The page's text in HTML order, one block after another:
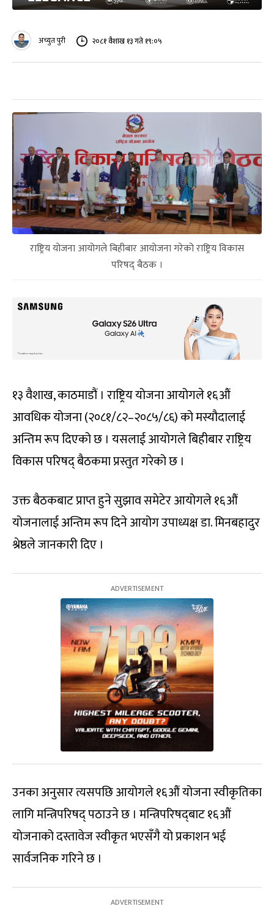
अच्युत पुरी २०८१ वैशाख १३ गते १९:०५
राष्ट्रिय योजना आयोगले बिहीबार आयोजना गरेको राष्ट्रिय विकास
परिषद् बैठक ।
१३ वैशाख, काठमाडौं । राष्ट्रिय योजना आयोगले १६औं
आवधिक योजना (२०८१/८२–२०८५/८६) को मस्यौदालाई
अन्तिम रूप दिएको छ । यसलाई आयोगले बिहीबार राष्ट्रिय
विकास परिषद् बैठकमा प्रस्तुत गरेको छ ।
उक्त बैठकबाट प्राप्त हुने सुझाव समेटेर आयोगले १६औं
योजनालाई अन्तिम रूप दिने आयोग उपाध्यक्ष डा. मिनबहादुर
श्रेष्ठले जानकारी दिए ।
उनका अनुसार त्यसपछि आयोगले १६औं योजना स्वीकृतिका
लागि मन्त्रिपरिषद् पठाउने छ । मन्त्रिपरिषद्‍बाट १६औं
योजनाको दस्तावेज स्वीकृत भएसँगै यो प्रकाशन भई
सार्वजनिक गरिने छ ।